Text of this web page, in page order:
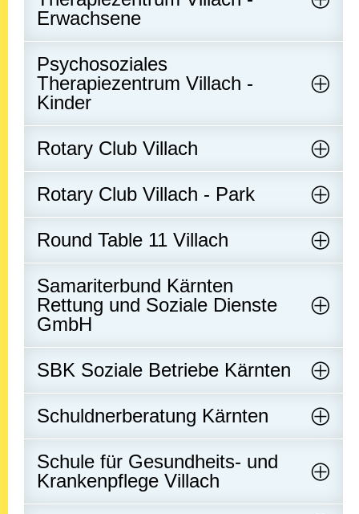
Erwachsene
Psychosoziales
Therapiezentrum Villach -
Kinder
Rotary Club Villach
Rotary Club Villach - Park
Round Table 11 Villach
Samariterbund Kärnten
Rettung und Soziale Dienste
GmbH
SBK Soziale Betriebe Kärnten
Schuldnerberatung Kärnten
Schule für Gesundheits- und
Krankenpflege Villach